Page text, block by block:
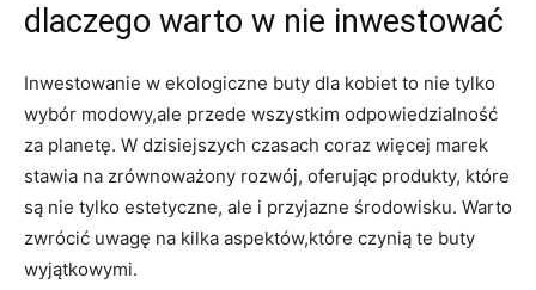
dlaczego warto w nie inwestować
Inwestowanie w ekologiczne buty dla kobiet to nie tylko
wybór modowy,ale przede wszystkim odpowiedzialność
za planetę. W dzisiejszych czasach coraz więcej marek
stawia na zrównoważony rozwój, oferując produkty, które
są nie tylko estetyczne, ale i przyjazne środowisku. Warto
zwrócić uwagę na kilka aspektów,które czynią te buty
wyjątkowymi.